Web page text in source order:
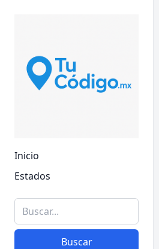
Inicio
Estados
Buscar